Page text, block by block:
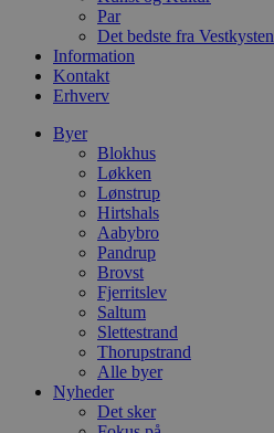
Par
Det bedste fra Vestkysten
Information
Kontakt
Erhverv
Byer
Blokhus
Løkken
Lønstrup
Hirtshals
Aabybro
Pandrup
Brovst
Fjerritslev
Saltum
Slettestrand
Thorupstrand
Alle byer
Nyheder
Det sker